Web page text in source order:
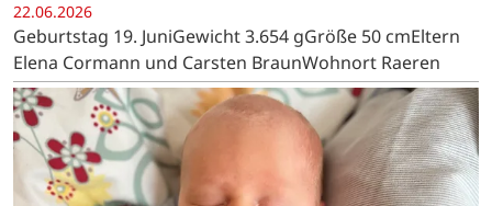
22.06.2026
Geburtstag 19. JuniGewicht 3.654 gGröße 50 cmEltern
Elena Cormann und Carsten BraunWohnort Raeren